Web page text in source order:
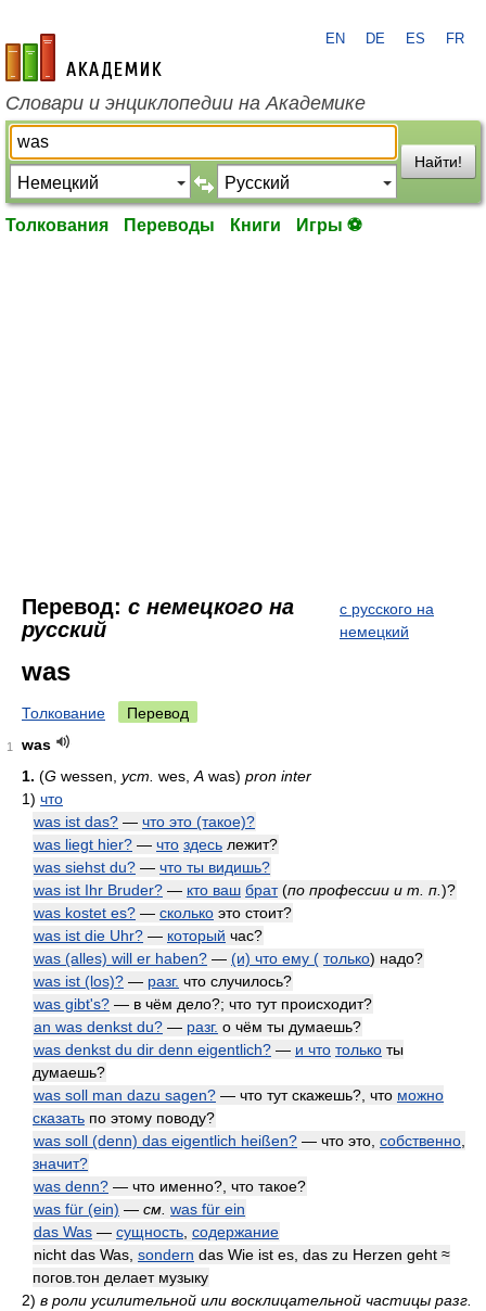
academic.ru
EN DE ES FR
Словари и энциклопедии на Академике
Найти!
Толкования Переводы Книги Игры ⚽
Перевод: с немецкого на
русский
с русского на
немецкий
was
Толкование Перевод
1
was
1. (G wessen, уст. wes, A was) pron inter
1) что
was ist das? — что это (такое)?
was liegt hier? — что здесь лежит?
was siehst du? — что ты видишь?
was ist Ihr Bruder? — кто ваш брат (по профессии и т. п. )?
was kostet es? — сколько это стоит?
was ist die Uhr? — который час?
was (alles) will er haben? — (и) что ему ( только) надо?
was ist (los)? — разг. что случилось?
was gibt's? — в чём дело?; что тут происходит?
an was denkst du? — разг. о чём ты думаешь?
was denkst du dir denn eigentlich? — и что только ты
думаешь?
was soll man dazu sagen? — что тут скажешь?, что можно
сказать по этому поводу?
was soll (denn) das eigentlich heißen? — что это, собственно
значит?
was denn? — что именно?, что такое?
was für (ein) — см. was für ein
das Was — сущность содержание
nicht das Was, sondern das Wie ist es, das zu Herzen geht ≈
погов.тон делает музыку
2) в роли усилительной или восклицательной частицы разг.